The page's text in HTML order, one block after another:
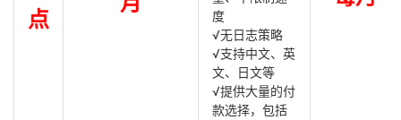
点
度
√无日志策略
√支持中文、英
文、日文等
√提供大量的付
款选择，包括